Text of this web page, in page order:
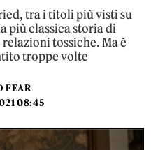
tra i titoli più visti su
più classica storia di
tossiche. Ma è
troppe volte
FEAR
08:45